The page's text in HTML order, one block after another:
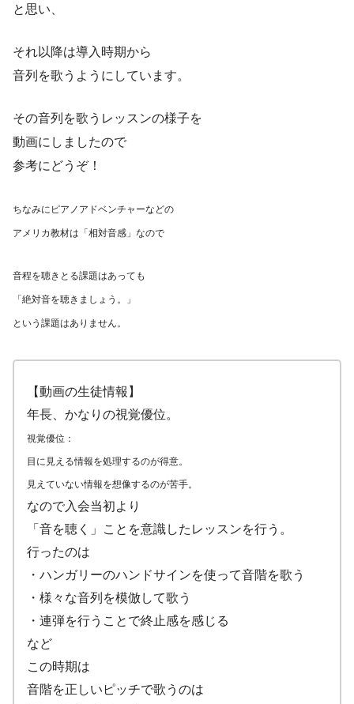
と思い、
それ以降は導入時期から
音列を歌うようにしています。
その音列を歌うレッスンの様子を
動画にしましたので
参考にどうぞ！
ちなみにピアノアドベンチャーなどの
アメリカ教材は「相対音感」なので
音程を聴きとる課題はあっても
「絶対音を聴きましょう。」
という課題はありません。
【動画の生徒情報】
年長、かなりの視覚優位。
視覚優位：
目に見える情報を処理するのが得意。
見えていない情報を想像するのが苦手。
なので入会当初より
「音を聴く」ことを意識したレッスンを行う。
行ったのは
・ハンガリーのハンドサインを使って音階を歌う
・様々な音列を模倣して歌う
・連弾を行うことで終止感を感じる
など
この時期は
音階を正しいピッチで歌うのは